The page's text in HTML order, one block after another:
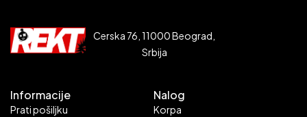
Cerska 76, 11000 Beograd,
Srbija
Informacije
Prati pošiljku
Nalog
Korpa